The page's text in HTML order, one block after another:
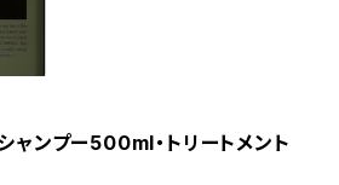
ャンプー500ml・トリートメント